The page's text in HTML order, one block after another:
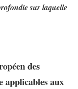
sur laquelle
des
applicables aux